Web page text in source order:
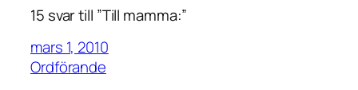
15 svar till ”Till mamma:”
mars 1, 2010
Ordförande